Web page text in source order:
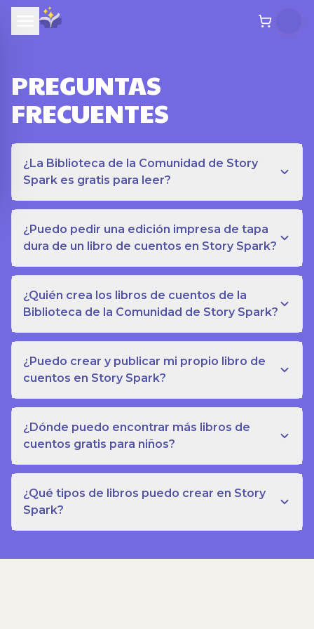
PREGUNTAS
FRECUENTES
¿La Biblioteca de la Comunidad de Story
Spark es gratis para leer?
¿Puedo pedir una edición impresa de tapa
dura de un libro de cuentos en Story Spark?
¿Quién crea los libros de cuentos de la
Biblioteca de la Comunidad de Story Spark?
¿Puedo crear y publicar mi propio libro de
cuentos en Story Spark?
¿Dónde puedo encontrar más libros de
cuentos gratis para niños?
¿Qué tipos de libros puedo crear en Story
Spark?